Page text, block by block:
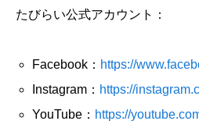
たびらい公式アカウント：
Facebook： https://
Instagram： https://
YouTube： https://